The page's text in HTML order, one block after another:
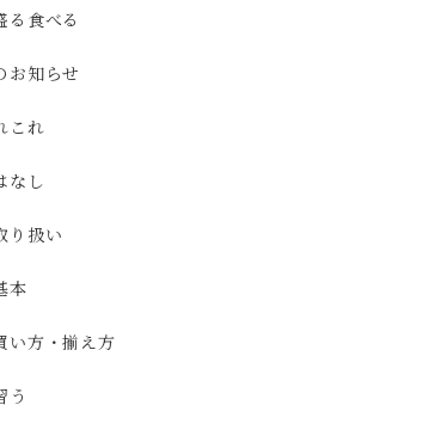
る食べる
お知らせ
これ
なし
り扱い
本
い方・揃え方
う